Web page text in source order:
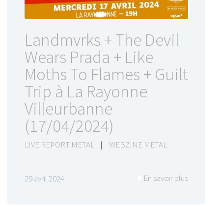
Landmvrks + The Devil
Wears Prada + Like
Moths To Flames + Guilt
Trip à La Rayonne
Villeurbanne
(17/04/2024)
LIVE REPORT METAL | WEBZINE METAL
29 avril 2024 En savoir plus